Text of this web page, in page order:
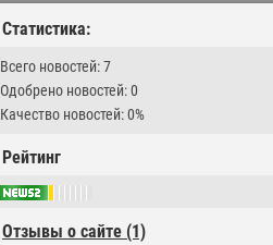
Статистика:
Всего новостей: 7
Одобрено новостей: 0
Качество новостей: 0%
Рейтинг
Отзывы о сайте (1)